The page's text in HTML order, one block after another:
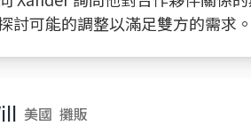
討可能的調整以滿足雙方的需求。
美國 攤販